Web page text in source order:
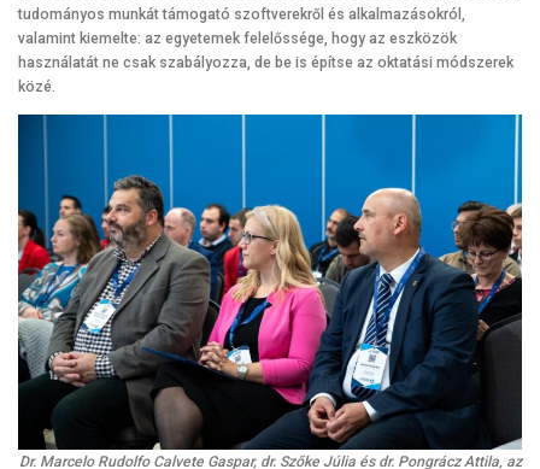
tudományos munkát támogató szoftverekről és alkalmazásokról,
valamint kiemelte: az egyetemek felelőssége, hogy az eszközök
használatát ne csak szabályozza, de be is építse az oktatási módszerek
közé.
Dr. Marcelo Rudolfo Calvete Gaspar, dr. Szőke Júlia és dr. Pongrácz Attila, az